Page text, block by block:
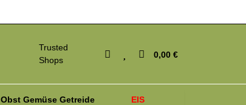
Trusted
Shops
0,00 €
Obst Gemüse Getreide EIS